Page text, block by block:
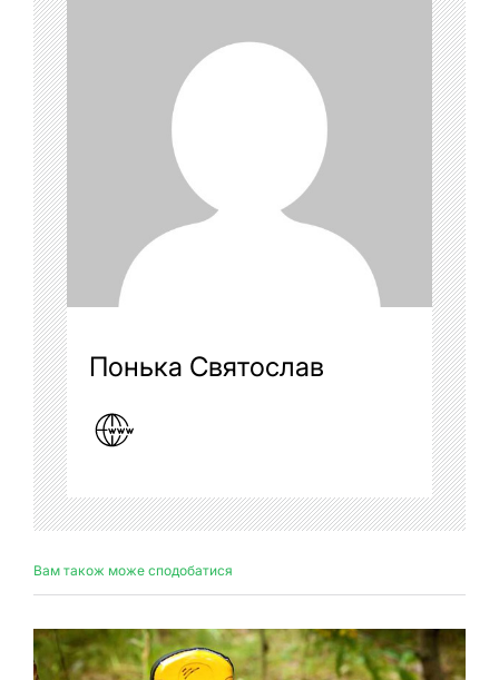
Понька Святослав
Вам також може сподобатися